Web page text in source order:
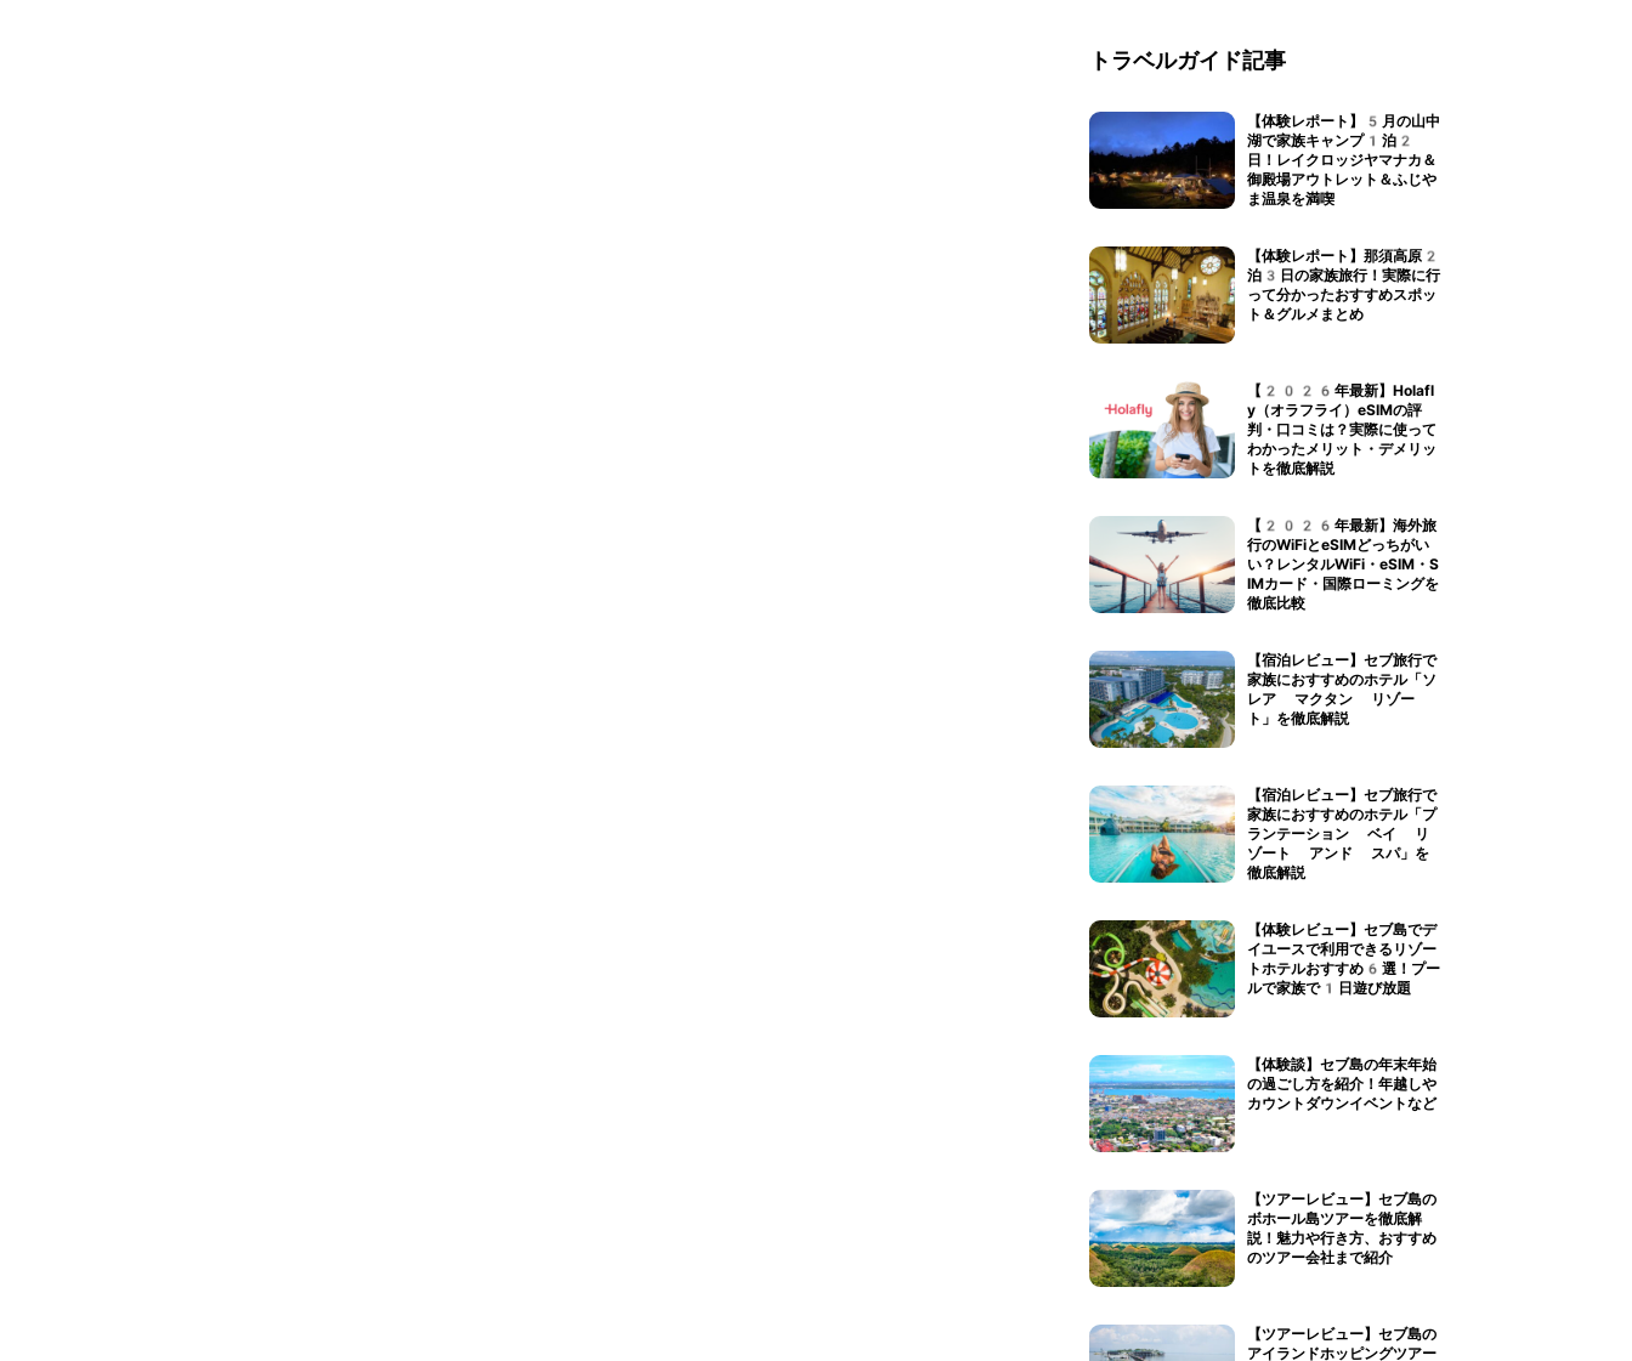
トラベルガイド記事
【体験レポート】5月の山中
湖で家族キャンプ1泊2
日！レイクロッジヤマナカ＆
御殿場アウトレット＆ふじや
ま温泉を満喫
【体験レポート】那須高原2
泊3日の家族旅行！実際に行
って分かったおすすめスポッ
ト＆グルメまとめ
【2026年最新】Holafl
y（オラフライ）eSIMの評
判・口コミは？実際に使って
わかったメリット・デメリッ
トを徹底解説
【2026年最新】海外旅
行のWiFiとeSIMどっちがい
い？レンタルWiFi・eSIM・S
IMカード・国際ローミングを
徹底比較
【宿泊レビュー】セブ旅行で
家族におすすめのホテル「ソ
レア マクタン リゾー
ト」を徹底解説
【宿泊レビュー】セブ旅行で
家族におすすめのホテル「プ
ランテーション ベイ リ
ゾート アンド スパ」を
徹底解説
【体験レビュー】セブ島でデ
イユースで利用できるリゾー
トホテルおすすめ6選！プー
ルで家族で1日遊び放題
【体験談】セブ島の年末年始
の過ごし方を紹介！年越しや
カウントダウンイベントなど
【ツアーレビュー】セブ島の
ボホール島ツアーを徹底解
説！魅力や行き方、おすすめ
のツアー会社まで紹介
【ツアーレビュー】セブ島の
アイランドホッピングツアー